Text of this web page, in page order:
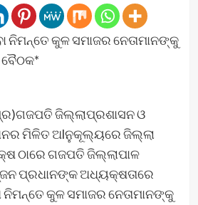
ନିମନ୍ତେ କୁଳ ସମାଜର ନେତାମାନଙ୍କୁ
ଜିଲ୍ଲାପ୍ରଶାସନ ଓ
ମିଳିତ ଅlନୁକୂଲ୍ୟରେ ଜିଲ୍ଲା
ଠାରେ ଗଜପତି ଜିଲ୍ଲାପାଳ
ପ୍ରଧାନଙ୍କ ଅଧ୍ୟକ୍ଷତାରେ
ନିମନ୍ତେ କୁଳ ସମାଜର ନେତାମାନଙ୍କୁ